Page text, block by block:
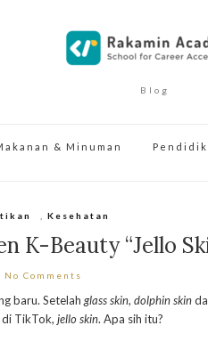
Blog
& Minuman
,Kesehatan
K-Beauty “Jello
No Comments
baru. Setelah glass skin, dolphin skin
di TikTok, jello skin. Apa sih itu?